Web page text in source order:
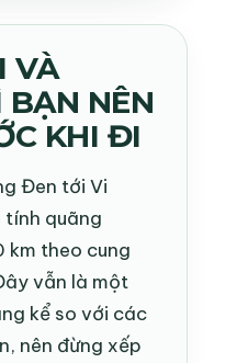
VÀ
BẠN NÊN
KHI ĐI
Đen tới Vi
tính quãng
km theo cung
vẫn là một
kể so với các
nên đừng xếp